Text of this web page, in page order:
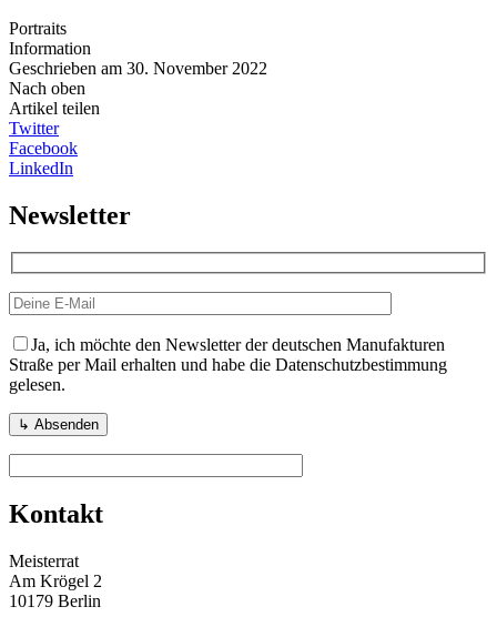
Portraits
Information
Geschrieben am 30. November 2022
Nach oben
Artikel teilen
Twitter
Facebook
LinkedIn
Newsletter
Ja, ich möchte den Newsletter der deutschen Manufakturen
Straße per Mail erhalten und habe die Datenschutzbestimmung
gelesen.
Kontakt
Meisterrat
Am Krögel 2
10179 Berlin